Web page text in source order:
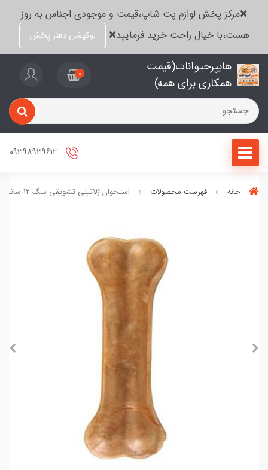
❌مرکز پخش لوازم پت شاپ،قیمت و موجودی اجناس به روز
هست،با خیال راحت خرید فرمایید❌
لوکیشن دفتر پخش
هایپرحیوانات(قیمت
همکاری برای همه)
0
خانه فهرست محصولات استخوان ژلاتینی تشویقی سگ ۱۲ سانتی ،تکی